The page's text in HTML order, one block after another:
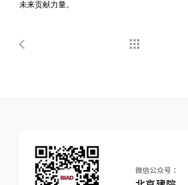
未来贡献力量。
微信公众号 ：